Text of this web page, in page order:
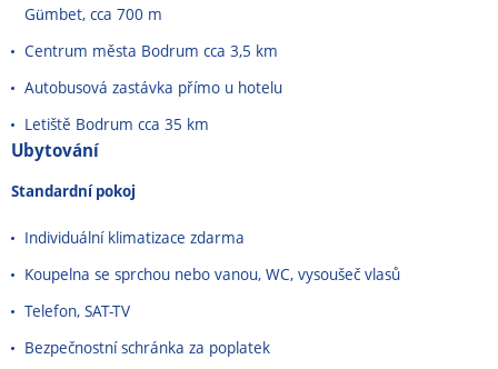
Gümbet, cca 700 m
Centrum města Bodrum cca 3,5 km
Autobusová zastávka přímo u hotelu
Letiště Bodrum cca 35 km
Ubytování
Standardní pokoj
Individuální klimatizace zdarma
Koupelna se sprchou nebo vanou, WC, vysoušeč vlasů
Telefon, SAT-TV
Bezpečnostní schránka za poplatek